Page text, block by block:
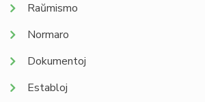
Raŭmismo
Normaro
Dokumentoj
Establoj